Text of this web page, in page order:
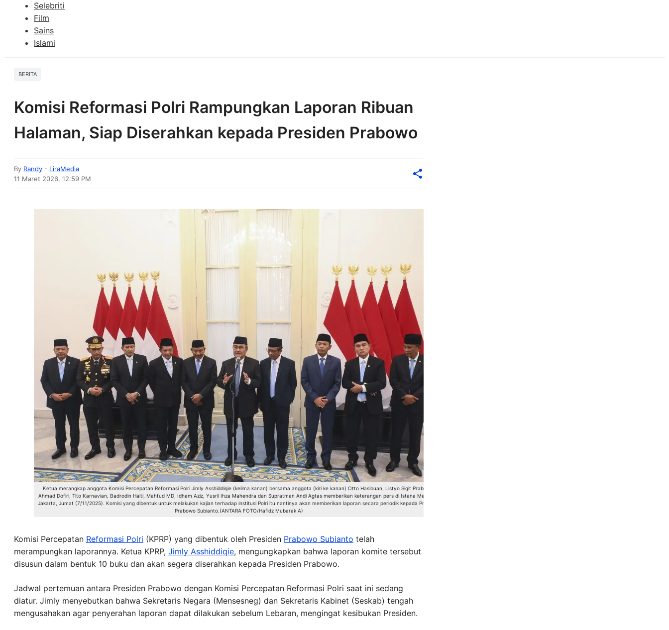
Selebriti
Film
Sains
Islami
BERITA
Komisi Reformasi Polri Rampungkan Laporan Ribuan
Halaman, Siap Diserahkan kepada Presiden Prabowo
By Randy - LiraMedia
11 Maret 2026, 12:59 PM
Ketua merangkap anggota Komisi Percepatan Reformasi Polri Jimly Asshiddiqie (kelima kanan) bersama anggota (kiri ke kanan) Otto Hasibuan, Listyo Sigit Prabowo,
Ahmad Dofiri, Tito Karnavian, Badrodin Haiti, Mahfud MD, Idham Aziz, Yusril Ihza Mahendra dan Supratman Andi Agtas memberikan keterangan pers di Istana Merdeka,
Jakarta, Jumat (7/11/2025). Komisi yang dibentuk untuk melakukan kajian terhadap institusi Polri itu nantinya akan memberikan laporan secara periodik kepada Presiden
Prabowo Subianto.(ANTARA FOTO/Hafidz Mubarak A)
Komisi Percepatan Reformasi Polri (KPRP) yang dibentuk oleh Presiden Prabowo Subianto telah
merampungkan laporannya. Ketua KPRP, Jimly Asshiddiqie, mengungkapkan bahwa laporan komite tersebut
disusun dalam bentuk 10 buku dan akan segera diserahkan kepada Presiden Prabowo.
Jadwal pertemuan antara Presiden Prabowo dengan Komisi Percepatan Reformasi Polri saat ini sedang
diatur. Jimly menyebutkan bahwa Sekretaris Negara (Mensesneg) dan Sekretaris Kabinet (Seskab) tengah
mengusahakan agar penyerahan laporan dapat dilakukan sebelum Lebaran, mengingat kesibukan Presiden.